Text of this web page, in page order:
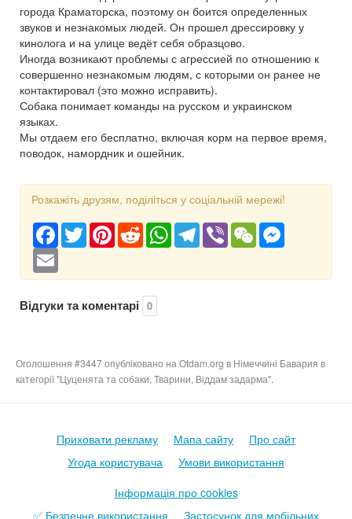
города Краматорска, поэтому он боится определенных
звуков и незнакомых людей. Он прошел дрессировку у
кинолога и на улице ведёт себя образцово.
Иногда возникают проблемы с агрессией по отношению к
совершенно незнакомым людям, с которыми он ранее не
контактировал (это можно исправить).
Собака понимает команды на русском и украинском
языках.
Мы отдаем его бесплатно, включая корм на первое время,
поводок, намордник и ошейник.
Розкажіть друзям, поділіться у соціальній мережі!
Facebook
TwitterPinterestRedditWhatsAppTelegram
Viber WeChat
Відгуки та коментарі 0
Оголошення #3447 опубліковано на Otdam.org в Німеччині Бавария в
категорії "Цуценята та собаки, Тварини, Віддам задарма".
Приховати рекламу Мапа сайту
Про сайт
Угода користувача
Умови використання
Інформація про cookies
✅ Безпечне використання
Застосунок для мобільних